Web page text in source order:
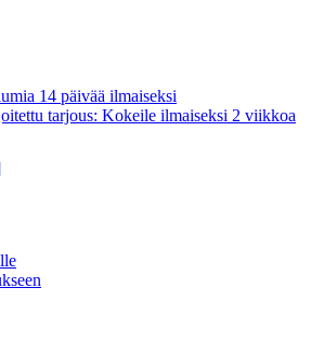
14 päivää ilmaiseksi
tarjous: Kokeile ilmaiseksi 2 viikkoa